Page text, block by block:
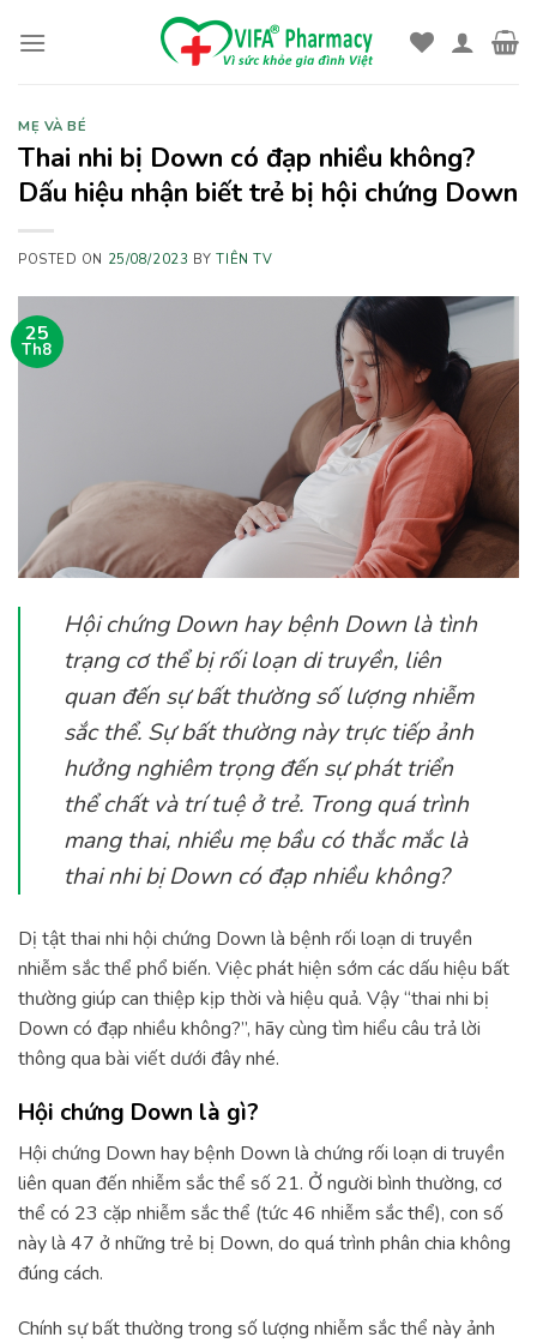
MẸ VÀ BÉ
Thai nhi bị Down có đạp nhiều không?
Dấu hiệu nhận biết trẻ bị hội chứng Down
POSTED ON 25/08/2023 BYTIÊN TV
25
Th8
Hội chứng Down hay bệnh Down là tình
trạng cơ thể bị rối loạn di truyền, liên
quan đến sự bất thường số lượng nhiễm
sắc thể. Sự bất thường này trực tiếp ảnh
hưởng nghiêm trọng đến sự phát triển
thể chất và trí tuệ ở trẻ. Trong quá trình
mang thai, nhiều mẹ bầu có thắc mắc là
thai nhi bị Down có đạp nhiều không?
Dị tật thai nhi hội chứng Down là bệnh rối loạn di truyền
nhiễm sắc thể phổ biến. Việc phát hiện sớm các dấu hiệu bất
thường giúp can thiệp kịp thời và hiệu quả. Vậy “thai nhi bị
Down có đạp nhiều không?”, hãy cùng tìm hiểu câu trả lời
thông qua bài viết dưới đây nhé.
Hội chứng Down là gì?
Hội chứng Down hay bệnh Down là chứng rối loạn di truyền
liên quan đến nhiễm sắc thể số 21. Ở người bình thường, cơ
thể có 23 cặp nhiễm sắc thể (tức 46 nhiễm sắc thể), con số
này là 47 ở những trẻ bị Down, do quá trình phân chia không
đúng cách.
Chính sự bất thường trong số lượng nhiễm sắc thể này ảnh